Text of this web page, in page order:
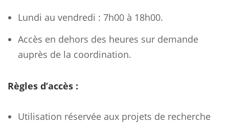
Lundi au vendredi : 7h00 à 18h00.
Accès en dehors des heures sur demande
auprès de la coordination.
Règles d’accès :
Utilisation réservée aux projets de recherche